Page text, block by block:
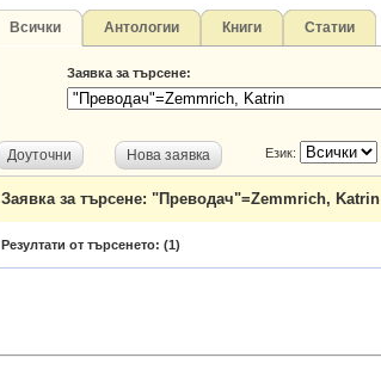
Всички Антологии Книги Статии
Заявка за търсене:
Доуточни Нова заявка Език:
Заявка за търсене: "Преводач"=Zemmrich, Katrin
Резултати от търсенето: (1)